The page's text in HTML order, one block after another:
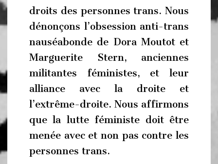
droits des personnes trans. Nous
dénonçons l’obsession anti-trans
nauséabonde de Dora Moutot et
Marguerite Stern, anciennes
militantes féministes, et leur
alliance avec la droite et
l’extrême-droite. Nous affirmons
que la lutte féministe doit être
menée avec et non pas contre les
personnes trans.